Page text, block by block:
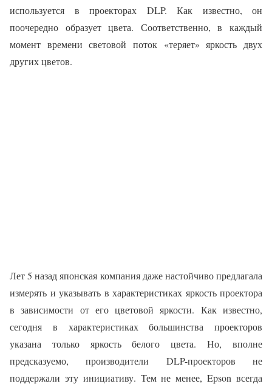
используется в проекторах DLP. Как известно, он
поочередно образует цвета. Соответственно, в каждый
момент времени световой поток «теряет» яркость двух
других цветов.
Лет 5 назад японская компания даже настойчиво предлагала
измерять и указывать в характеристиках яркость проектора
в зависимости от его цветовой яркости. Как известно,
сегодня в характеристиках большинства проекторов
указана только яркость белого цвета. Но, вполне
предсказуемо, производители DLP-проекторов не
поддержали эту инициативу. Тем не менее, Epson всегда